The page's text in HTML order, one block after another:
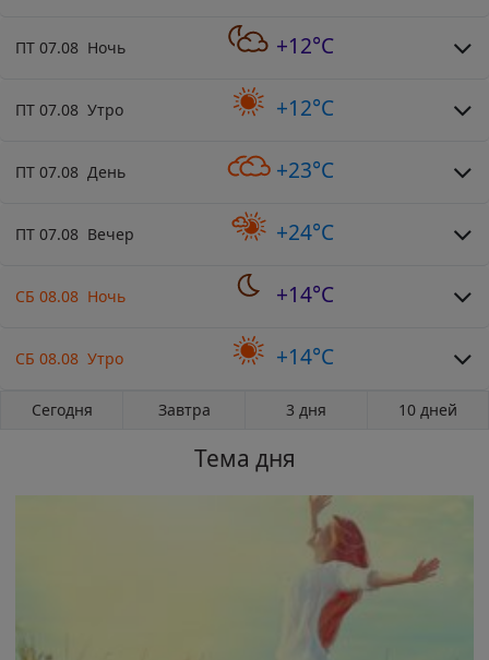
ПТ 07.08 Ночь +12°C
ПТ 07.08 Утро +12°C
ПТ 07.08 День +23°C
ПТ 07.08 Вечер +24°C
СБ 08.08 Ночь +14°C
СБ 08.08 Утро +14°C
Сегодня Завтра 3 дня 10 дней
Тема дня